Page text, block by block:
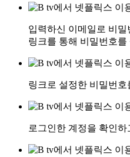
입력하신 이메일로 비
링크를 통해 비밀번호를
링크로 설정한 비밀번호
로그인한 계정을 확인